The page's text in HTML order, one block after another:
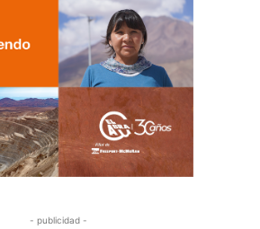
- publicidad -